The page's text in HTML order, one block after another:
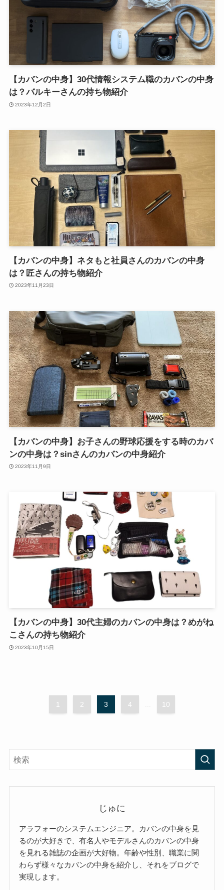
【カバンの中身】30代情報システム職のカバンの中身
は？バルキーさんの持ち物紹介
2023年12月2日
【カバンの中身】ネタもと社員さんのカバンの中身
は？匠さんの持ち物紹介
2023年11月23日
【カバンの中身】お子さんの野球応援をする時のカバ
ンの中身は？sinさんのカバンの中身紹介
2023年11月9日
【カバンの中身】30代主婦のカバンの中身は？めがね
こさんの持ち物紹介
2023年10月15日
1 2 3 4 ... 10
じゅに
アラフォーのシステムエンジニア。カバンの中身を見
るのが大好きで、有名人やモデルさんのカバンの中身
を見れる雑誌の企画が大好物。年齢や性別、職業に関
わらず様々なカバンの中身を紹介し、それをブログで
実現します。